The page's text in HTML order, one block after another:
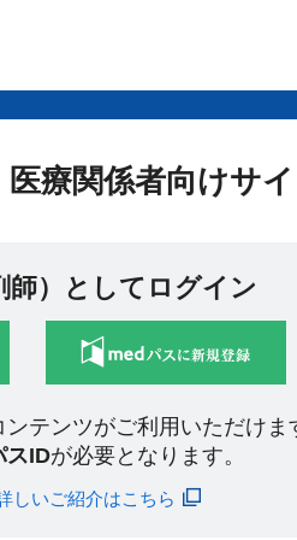
療関係者向けサ
師）としてログイン
テンツがご利用いただけま
スIDが必要となります。
しいご紹介はこちら